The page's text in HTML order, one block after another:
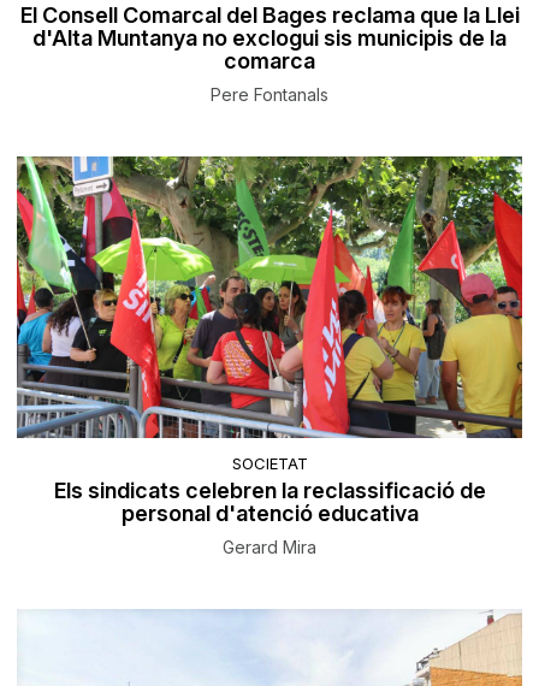
El Consell Comarcal del Bages reclama que la Llei
d'Alta Muntanya no exclogui sis municipis de la
comarca
Pere Fontanals
SOCIETAT
Els sindicats celebren la reclassificació de
personal d'atenció educativa
Gerard Mira